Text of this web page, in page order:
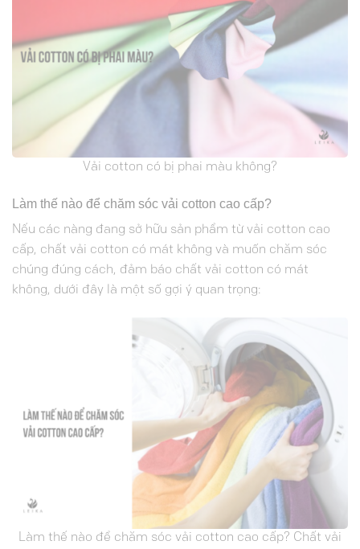
Vải cotton có bị phai màu không?
Làm thế nào để chăm sóc vải cotton cao cấp?
Nếu các nàng đang sở hữu sản phẩm từ vải cotton cao
cấp, chất vải cotton có mát không và muốn chăm sóc
chúng đúng cách, đảm báo chất vải cotton có mát
không, dưới đây là một số gợi ý quan trọng:
Làm thế nào để chăm sóc vải cotton cao cấp? Chất vải